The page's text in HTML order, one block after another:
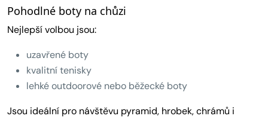
Pohodlné boty na chůzi
Nejlepší volbou jsou:
uzavřené boty
kvalitní tenisky
lehké outdoorové nebo běžecké boty
Jsou ideální pro návštěvu pyramid, hrobek, chrámů i